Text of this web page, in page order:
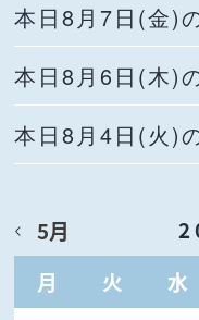
本日8月7日(金)
本日8月6日(木)
本日8月4日(火)
月
火 水
5月